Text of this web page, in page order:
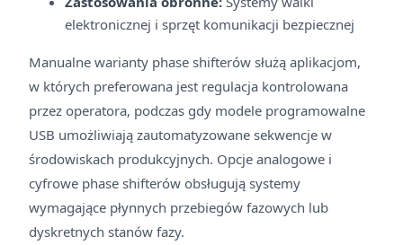
elektronicznej i sprzęt komunikacji bezpiecznej
Manualne warianty phase shifterów służą aplikacjom,
w których preferowana jest regulacja kontrolowana
przez operatora, podczas gdy modele programowalne
USB umożliwiają zautomatyzowane sekwencje w
środowiskach produkcyjnych. Opcje analogowe i
cyfrowe phase shifterów obsługują systemy
wymagające płynnych przebiegów fazowych lub
dyskretnych stanów fazy.